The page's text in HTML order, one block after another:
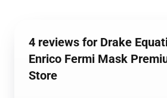
4 reviews for Drake
Enrico Fermi Mask
Store